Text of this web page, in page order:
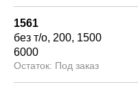
1561
без т/о 200 1500
6000
Под заказ